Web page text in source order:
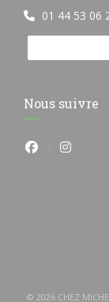
01 44 53 06
Nous suivre
Facebook
© 2026 CHEZ